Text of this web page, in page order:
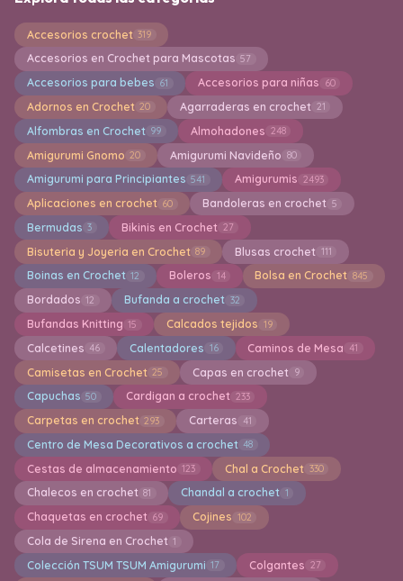
Accesorios crochet 319
Accesorios en Crochet para Mascotas 57
Accesorios para bebes 61 Accesorios para niñas 60
Adornos en Crochet 20 Agarraderas en crochet 21
Alfombras en Crochet 99 Almohadones 248
Amigurumi Gnomo 20 Amigurumi Navideño 80
Amigurumi para Principiantes 541 Amigurumis 2493
Aplicaciones en crochet 60 Bandoleras en crochet 5
Bermudas 3 Bikinis en Crochet 27
Bisuteria y Joyeria en Crochet 89 Blusas crochet 111
Boinas en Crochet 12 Boleros 14 Bolsa en Crochet 845
Bordados 12 Bufanda a crochet 32
Bufandas Knitting 15 Calcados tejidos 19
Calcetines 46 Calentadores 16 Caminos de Mesa 41
Camisetas en Crochet 25 Capas en crochet 9
Capuchas 50 Cardigan a crochet 233
Carpetas en crochet 293 Carteras 41
Centro de Mesa Decorativos a crochet 48
Cestas de almacenamiento 123 Chal a Crochet 330
Chalecos en crochet 81 Chandal a crochet 1
Chaquetas en crochet 69 Cojines 102
Cola de Sirena en Crochet 1
Colección TSUM TSUM Amigurumi 17 Colgantes 27